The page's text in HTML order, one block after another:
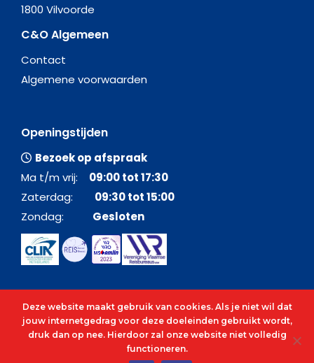
1800 Vilvoorde
C&O Algemeen
Contact
Algemene voorwaarden
Openingstijden
Bezoek op afspraak
Ma t/m vrij: 09:00 tot 17:30
Zaterdag: 09:30 tot 15:00
Zondag: Gesloten
© 2026 - Alle rechten voorbehouden - C&O Cruises
Deze website maakt gebruik van cookies. Als je niet wil dat
jouw internetgedrag voor deze doeleinden gebruikt wordt,
druk dan op nee. Hierdoor zal onze website niet volledig
functioneren.